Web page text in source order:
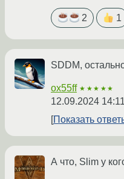
2 1
SDDM,
ox55ff ★★★★★
12.09.2024
Показать
А что, Slim у